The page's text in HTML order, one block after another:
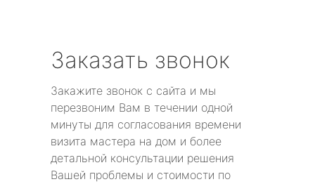
Заказать звонок
Закажите звонок с сайта и мы
перезвоним Вам в течении одной
минуты для согласования времени
визита мастера на дом и более
детальной консультации решения
Вашей проблемы и стоимости по